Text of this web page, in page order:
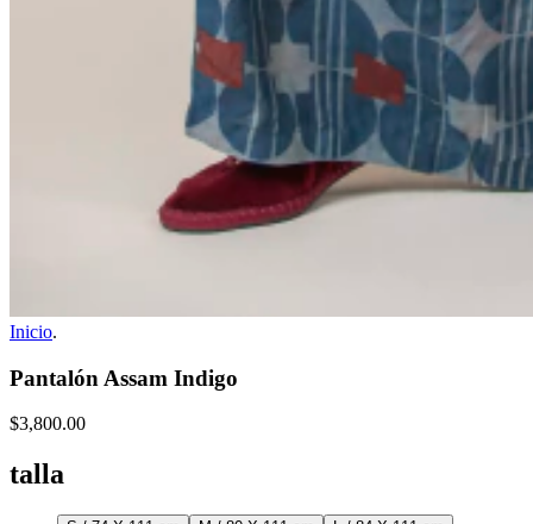
Inicio.
Pantalón Assam Indigo
$3,800.00
talla